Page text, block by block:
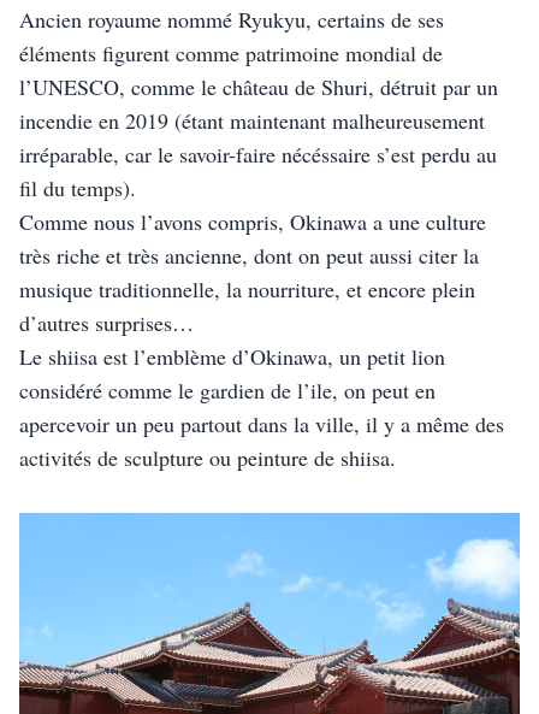
Ancien royaume nommé Ryukyu, certains de ses
éléments figurent comme patrimoine mondial de
l’UNESCO, comme le château de Shuri, détruit par un
incendie en 2019 (étant maintenant malheureusement
irréparable, car le savoir-faire nécéssaire s’est perdu au
fil du temps).
Comme nous l’avons compris, Okinawa a une culture
très riche et très ancienne, dont on peut aussi citer la
musique traditionnelle, la nourriture, et encore plein
d’autres surprises…
Le shiisa est l’emblème d’Okinawa, un petit lion
considéré comme le gardien de l’ile, on peut en
apercevoir un peu partout dans la ville, il y a même des
activités de sculpture ou peinture de shiisa.